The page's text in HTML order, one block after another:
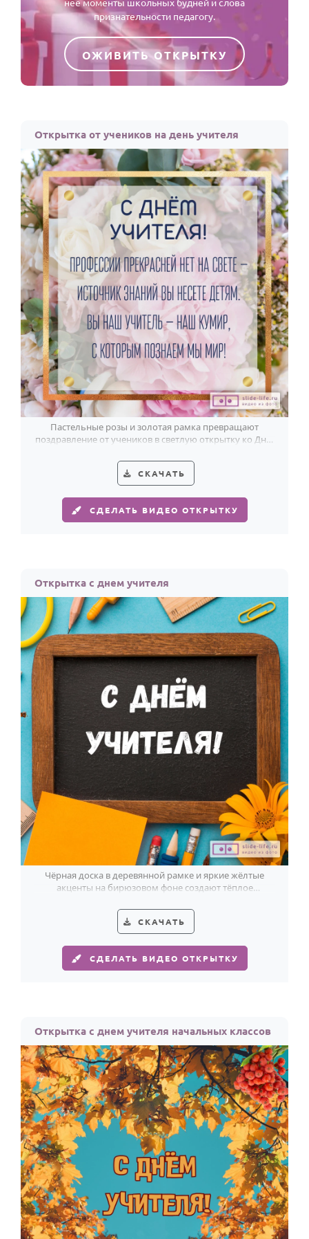
признательности педагогу.
ОЖИВИТЬ ОТКРЫТКУ
Открытка от учеников на день учителя
Пастельные розы и золотая рамка превращают
поздравление от учеников в светлую открытку ко Дню
СКАЧАТЬ
СДЕЛАТЬ ВИДЕО ОТКРЫТКУ
Открытка с днем учителя
Чёрная доска в деревянной рамке и яркие жёлтые
акценты на бирюзовом фоне создают тёплое
СКАЧАТЬ
СДЕЛАТЬ ВИДЕО ОТКРЫТКУ
Открытка с днем учителя начальных классов